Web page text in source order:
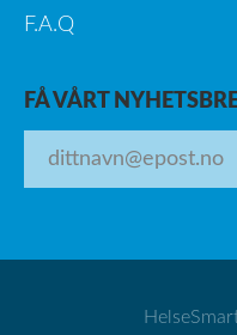
F.A.Q
FÅ VÅRT